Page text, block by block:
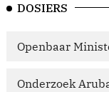
DOSIERS
Openbaar
Onderzoek